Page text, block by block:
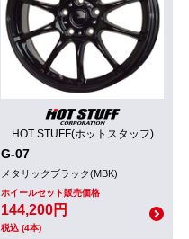
HOT STUFF(ホットスタッフ)
G-07
メタリックブラック(MBK)
ホイールセット販売価格
144,200円
税込 (4本)